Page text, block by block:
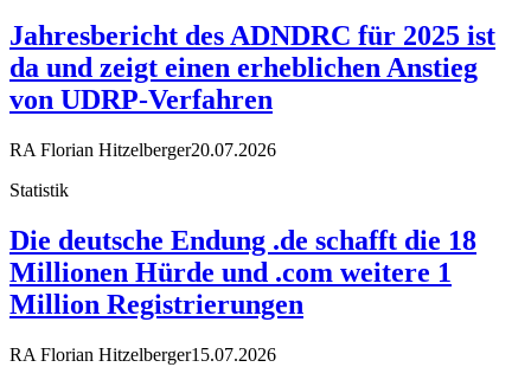
Jahresbericht des ADNDRC für 2025 ist
da und zeigt einen erheblichen Anstieg
von UDRP-Verfahren
RA Florian Hitzelberger20.07.2026
Statistik
Die deutsche Endung .de schafft die 18
Millionen Hürde und .com weitere 1
Million Registrierungen
RA Florian Hitzelberger15.07.2026